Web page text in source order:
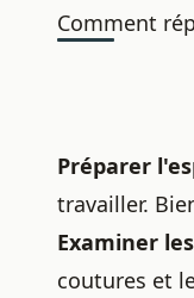
Comment
Préparer
travailler.
Examiner
coutures et